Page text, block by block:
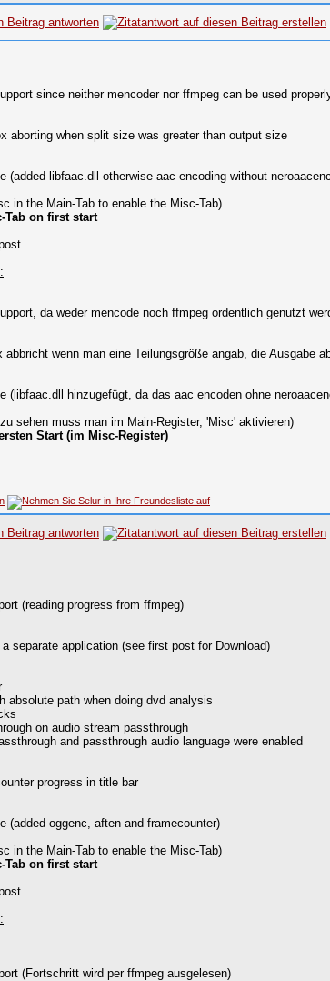
since neither mencoder nor ffmpeg can be used
aborting when split size was greater than output size
(added libfaac.dll otherwise aac encoding without
in the Main-Tab to enable the Misc-Tab)
Tab on first start
da weder mencode noch ffmpeg ordentlich genutzt
abbricht wenn man eine Teilungsgröße angab, die Ausgabe
(libfaac.dll hinzugefügt, da das aac encoden ohne
sehen muss man im Main-Register, 'Misc' aktivieren)
Start (im Misc-Register)
(reading progress from ffmpeg)
separate application (see first post for Download)
absolute path when doing dvd analysis
on audio stream passthrough
and passthrough audio language were enabled
progress in title bar
(added oggenc, aften and framecounter)
in the Main-Tab to enable the Misc-Tab)
Tab on first start
(Fortschritt wird per ffmpeg ausgelesen)